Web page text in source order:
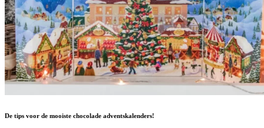
De tips voor de mooiste chocolade adventskalenders!